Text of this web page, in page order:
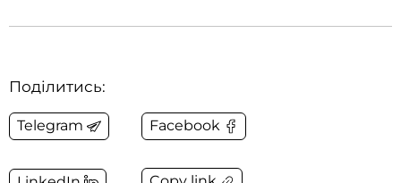
Поділитись:
Telegram Facebook